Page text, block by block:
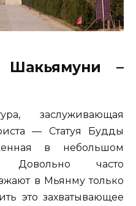
Шакьямуни –
заслуживающая
— Статуя Будды
в небольшом
Довольно часто
в Мьянму только
это захватывающее